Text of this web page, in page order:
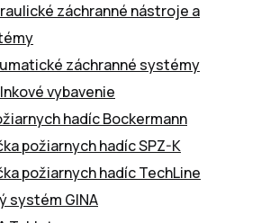
záchranné nástroje a
záchranné systémy
vybavenie
hadíc Bockermann
požiarnych hadíc SPZ-K
požiarnych hadíc TechLine
systém GINA